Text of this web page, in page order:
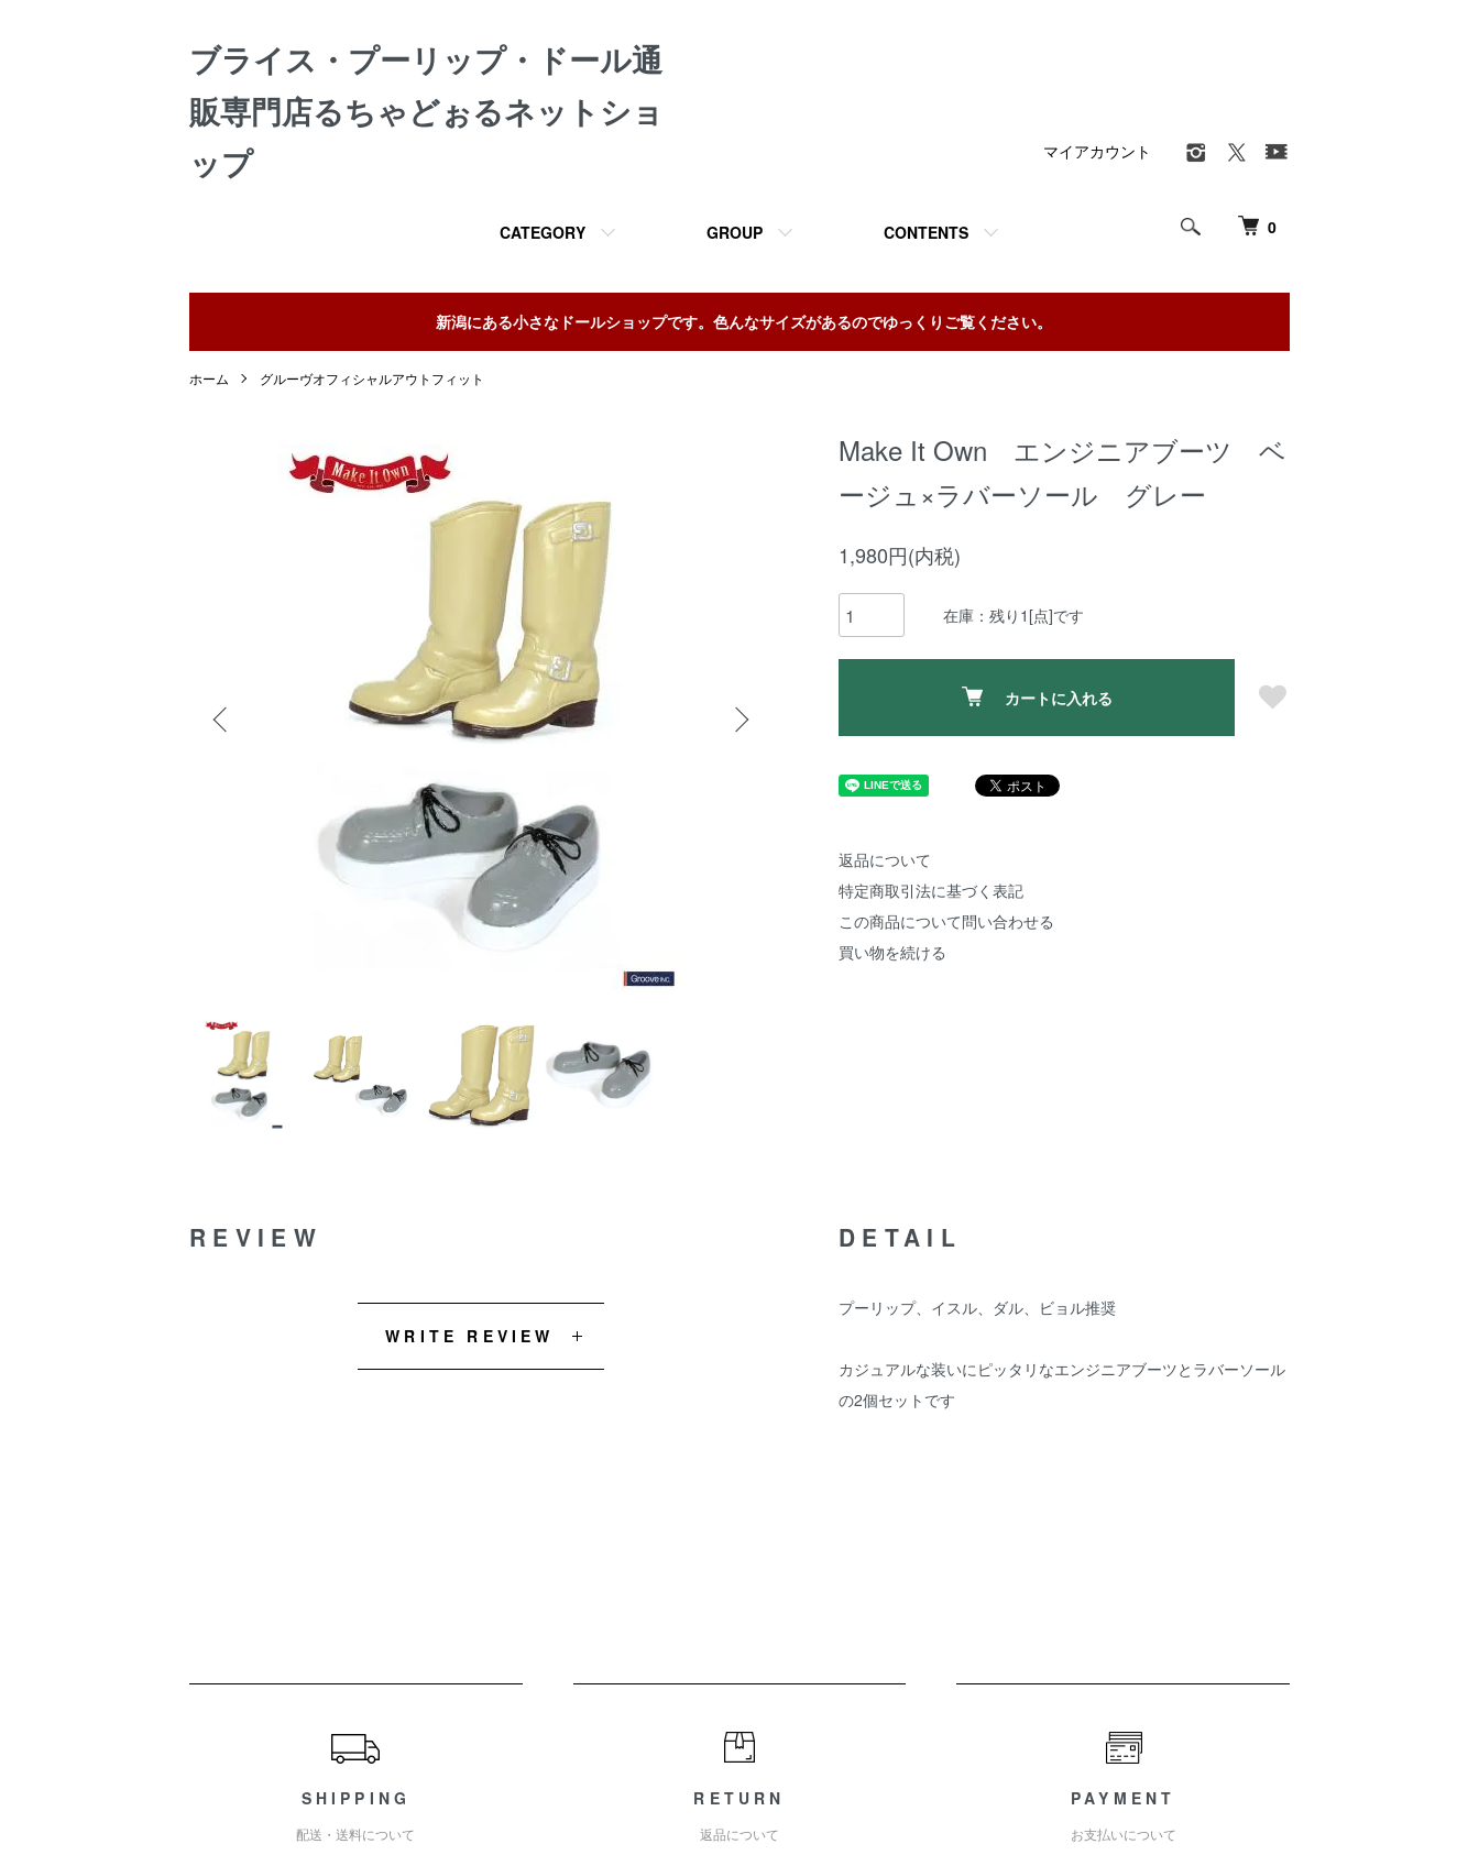
ブライス・プーリップ・ドール通
販専門店るちゃどぉるネットショ
ップ
0
CATEGORY GROUP CONTENTS
マイアカウント
新潟にある小さなドールショップです。色んなサイズがあるのでゆっくりご覧ください。
ホーム グルーヴオフィシャルアウトフィット
Make It Own エンジニアブーツ ベ
ージュ×ラバーソール グレー
1,980円(内税)
在庫：残り1[点]です
カートに入れる
返品について
特定商取引法に基づく表記
この商品について問い合わせる
買い物を続ける
DETAIL
プーリップ、イスル、ダル、ビョル推奨
カジュアルな装いにピッタリなエンジニアブーツとラバーソール
の2個セットです
REVIEW
WRITE REVIEW
SHIPPING
配送・送料について
RETURN
返品について
PAYMENT
お支払いについて